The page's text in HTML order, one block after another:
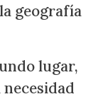
geografía
lugar,